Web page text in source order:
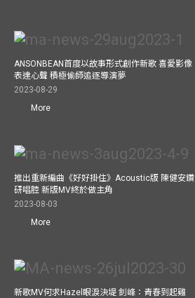
ANSONBEAN首度以故事形式創作新歌 喜愛影像
表達心聲 積極偷師追逐導演夢
2023-08-29
More
推出重新編曲《好好掛住》Acoustic版 陳健安鑽
研唱腔 新版MV終於做主角
2023-08-03
More
新歌MV何求Hazel眼淚決堤 釗峰：青春到起雞